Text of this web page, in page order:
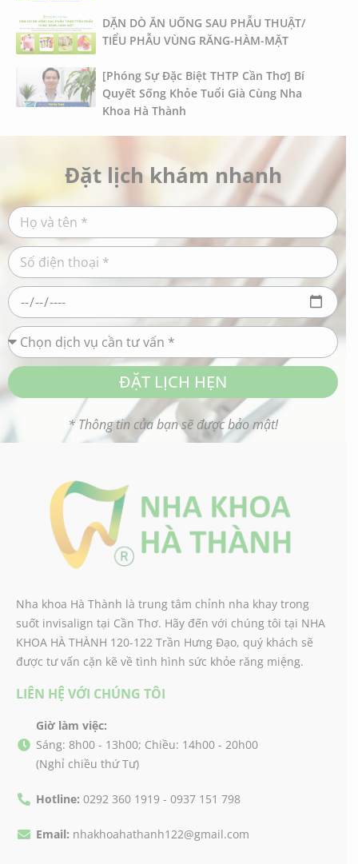
DẶN DÒ ĂN UỐNG SAU PHẪU THUẬT/
TIỂU PHẪU VÙNG RĂNG-HÀM-MẶT
[Phóng Sự Đặc Biệt THTP Cần Thơ] Bí
Quyết Sống Khỏe Tuổi Già Cùng Nha
Khoa Hà Thành
Đặt lịch khám nhanh
ĐẶT LỊCH HẸN
* Thông tin của bạn sẽ được bảo mật!
Nha khoa Hà Thành là trung tâm chỉnh nha khay trong
suốt invisalign tại Cần Thơ. Hãy đến với chúng tôi tại NHA
KHOA HÀ THÀNH 120-122 Trần Hưng Đạo, quý khách sẽ
được tư vấn cặn kẽ về tình hình sức khỏe răng miệng.
LIÊN HỆ VỚI CHÚNG TÔI
Giờ làm việc:
Sáng: 8h00 - 13h00; Chiều: 14h00 - 20h00
(Nghỉ chiều thứ Tư)
Hotline: 0292 360 1919 - 0937 151 798
Email: nhakhoahathanh122@gmail.com